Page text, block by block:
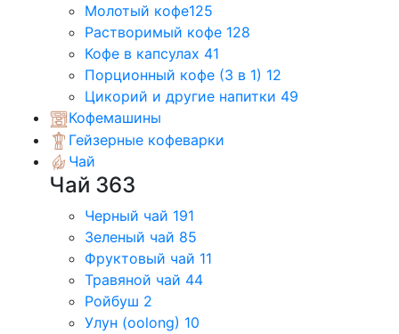
Молотый кофе125
Растворимый кофе 128
Кофе в капсулах 41
Порционный кофе (3 в 1) 12
Цикорий и другие напитки 49
Кофемашины
Гейзерные кофеварки
Чай
Чай 363
Черный чай 191
Зеленый чай 85
Фруктовый чай 11
Травяной чай 44
Ройбуш 2
Улун (oolong) 10